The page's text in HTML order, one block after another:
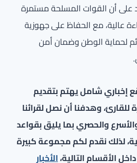
على أن القوات المسلحة مستمرة
عالية، مع الحفاظ على جهوزية
لحماية الوطن وضمان أمن
إخباري شامل يهتم بتقديم
وهدفنا أن نصل لقرائنا
والأسرع والحصري بما يليق بقواعد
لذلك نقدم لكم مجموعة كبيرة
الأقسام التالية،الأخبار